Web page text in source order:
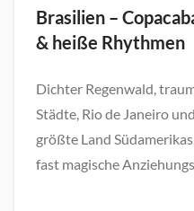
Brasilien –
& heiße Rhythmen
Dichter Regenwald,
Städte, Rio de Janeiro
größte Land
fast magische